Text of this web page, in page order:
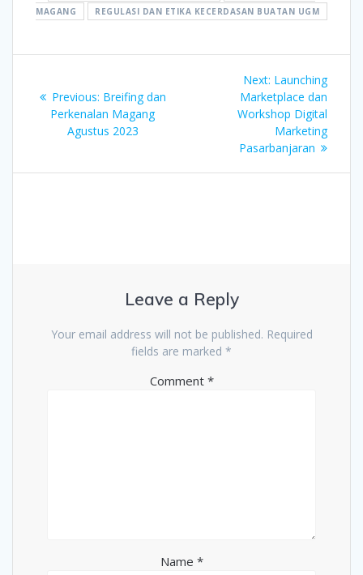
MAGANG
REGULASI DAN ETIKA KECERDASAN BUATAN UGM
navigation
Previous: Previous
post:
Breifing dan
Perkenalan Magang
Agustus 2023
Next: Next
post:
Launching
Marketplace dan
Workshop Digital
Marketing
Pasarbanjaran
Leave a Reply
Your email address will not be published. Required
fields are marked *
Comment *
Name *